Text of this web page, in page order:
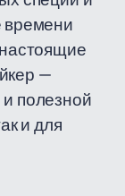
времени
—
полезной
и для